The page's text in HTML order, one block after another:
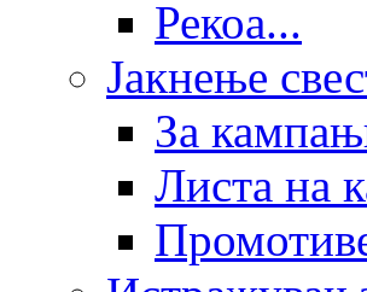
Рекоа...
Јакнење
За
Листа на